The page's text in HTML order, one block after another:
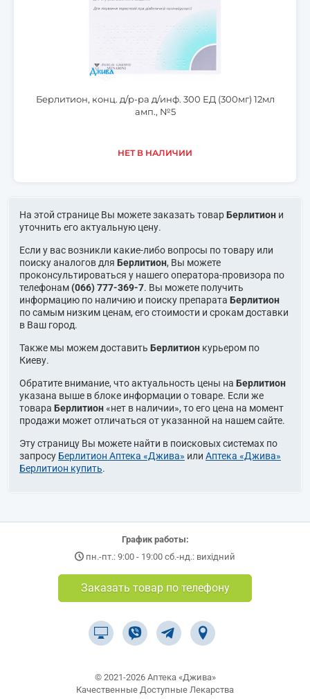
Берлитион, конц. д/р-ра д/инф. 300 ЕД (300мг) 12мл
амп., №5
НЕТ В НАЛИЧИИ
На этой странице Вы можете заказать товарБерлитион и
уточнить его актуальную цену.
Если у вас возникли какие-либо вопросы по товару или
поиску аналогов для Берлитион, Вы можете
проконсультироваться у нашего оператора-провизора по
телефонам (066) 777-369-7. Вы можете получить
информацию по наличию и поиску препарата Берлитион
по самым низким ценам, его стоимости и срокам доставки
в Ваш город.
Также мы можем доставить Берлитион курьером по
Киеву.
Обратите внимание, что актуальность цены на Берлитион
указана выше в блоке информации о товаре. Если же
товара Берлитион«нет в наличии», то его цена на момент
продажи может отличаться от указанной на нашем сайте.
Эту страницу Вы можете найти в поисковых системах по
запросу Берлитион Аптека «Джива» или Аптека «Джива»
Берлитион купить.
График работы:
пн.-пт.: 9:00 - 19:00 сб.-нд.: вихідний
Заказать товар по телефону
© 2021-2026 Аптека «Джива»
Качественные Доступные Лекарства